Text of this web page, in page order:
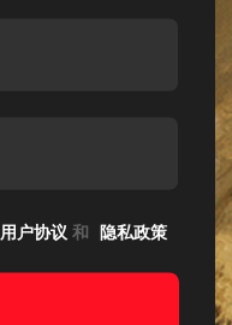
用户协议 和 隐私政策